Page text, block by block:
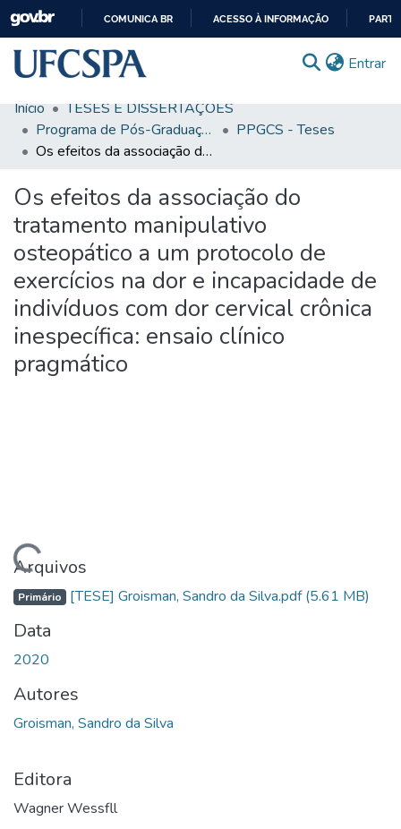
CONTEÚDO
COMUNICA BR ACESSO À INFORMAÇÃO
Entrar
Comunidades & Coleções
Busca Facetada
Estatísticas
Autoarquivamento
Sobre o RI-UFCSPA
FAQ
Ajuda
Início
TESES E DISSERTAÇÕES
Programa de Pós-Graduação em Ciências da Saúde
PPGCS - Teses
Os efeitos da associação do tratamento manipulativo osteopático a um protocolo de exercícios na dor e incapacidade de indivíduos com dor cervical crônica inespecífica: ensaio clínico pragmático
Os efeitos da associação do
tratamento manipulativo
osteopático a um protocolo de
exercícios na dor e incapacidade de
indivíduos com dor cervical crônica
inespecífica: ensaio clínico
pragmático
Arquivos
Primário [TESE] Groisman, Sandro da Silva.pdf(5.61 MB)
Data
2020
Autores
Groisman, Sandro da Silva
Editora
Wagner Wessfll